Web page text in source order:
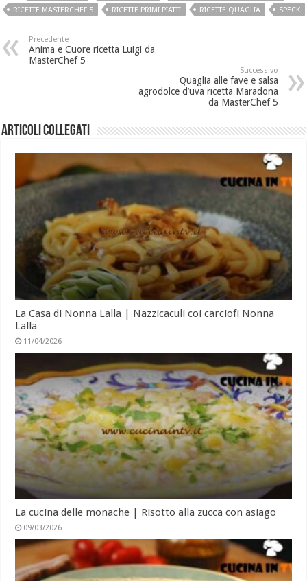
RICETTE MASTERCHEF 5
RICETTE PRIMI PIATTI RICETTE QUAGLIA SPECK
Precedente
Anima e Cuore ricetta Luigi da
MasterChef 5
Successivo
Quaglia alle fave e salsa
agrodolce d’uva ricetta Maradona
da MasterChef 5
Articoli collegati
La Casa di Nonna Lalla | Nazzicaculi coi carciofi Nonna
Lalla
11/04/2026
La cucina delle monache | Risotto alla zucca con asiago
09/03/2026